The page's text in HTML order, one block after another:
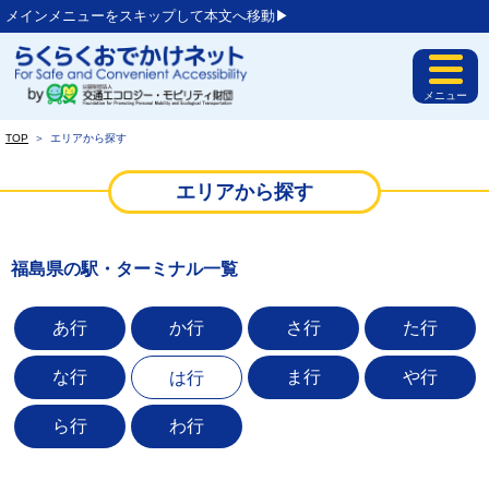
メインメニューをスキップして本文へ移動▶︎
メニュー
TOP ＞ エリアから探す
エリアから探す
福島県の駅・ターミナル一覧
あ行 か行 さ行 た行
な行 は行 ま行 や行
ら行 わ行